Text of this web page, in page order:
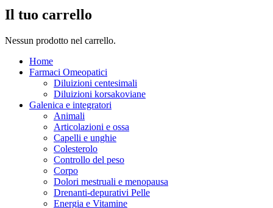
Il tuo carrello
Nessun prodotto nel carrello.
Home
Farmaci Omeopatici
Diluizioni centesimali
Diluizioni korsakoviane
Galenica e integratori
Animali
Articolazioni e ossa
Capelli e unghie
Colesterolo
Controllo del peso
Corpo
Dolori mestruali e menopausa
Drenanti-depurativi Pelle
Energia e Vitamine